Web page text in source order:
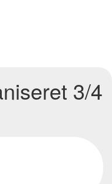
3/4